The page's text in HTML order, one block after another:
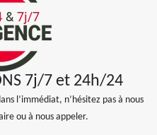
7j/7 et 24h/24
l’immédiat, n’hésitez pas à nous
ou à nous appeler.